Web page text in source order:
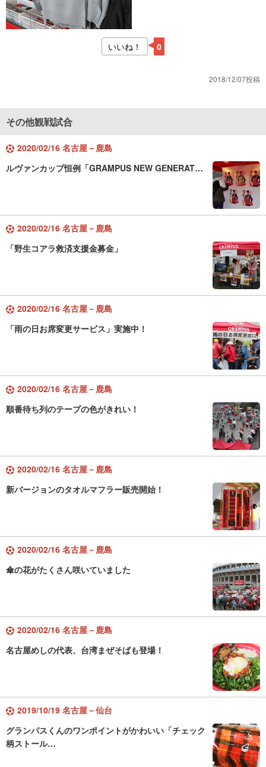
いいね！ 0
2018/12/07投稿
その他観戦試合
2020/02/16 名古屋－鹿島
ルヴァンカップ恒例「GRAMPUS NEW GENERAT…
2020/02/16 名古屋－鹿島
「野生コアラ救済支援金募金」
2020/02/16 名古屋－鹿島
「雨の日お席変更サービス」実施中！
2020/02/16 名古屋－鹿島
順番待ち列のテープの色がきれい！
2020/02/16 名古屋－鹿島
新バージョンのタオルマフラー販売開始！
2020/02/16 名古屋－鹿島
傘の花がたくさん咲いていました
2020/02/16 名古屋－鹿島
名古屋めしの代表、台湾まぜそばも登場！
2019/10/19 名古屋－仙台
グランパスくんのワンポイントがかわいい「チェック
柄ストール…